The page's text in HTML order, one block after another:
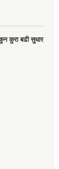
कुरा बढी सुधार